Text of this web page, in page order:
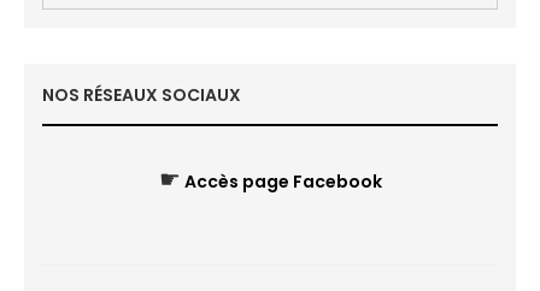
NOS RÉSEAUX SOCIAUX
☛ Accès page Facebook